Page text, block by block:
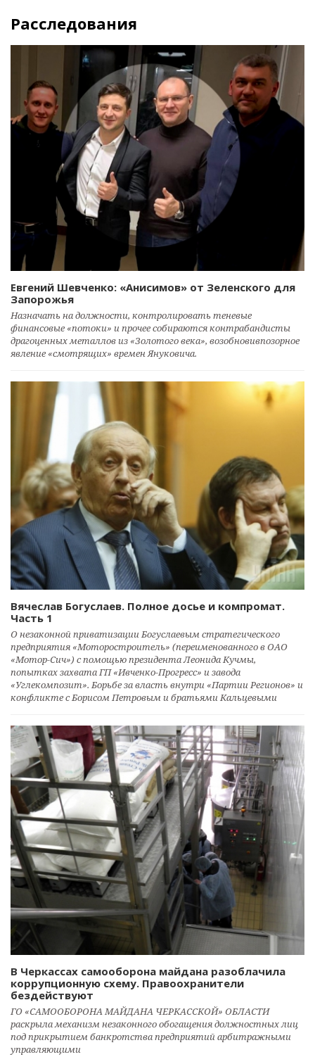
Расследования
Евгений Шевченко: «Анисимов» от Зеленского для
Запорожья
Назначать на должности, контролировать теневые
финансовые «потоки» и прочее собираются контрабандисты
драгоценных металлов из «Золотого века», возобновивпозорное
явление «смотрящих» времен Януковича.
Вячеслав Богуслаев. Полное досье и компромат.
Часть 1
О незаконной приватизации Богуслаевым стратегического
предприятия «Моторостроитель» (переименованного в ОАО
«Мотор-Сич») с помощью президента Леонида Кучмы,
попытках захвата ГП «Ивченко-Прогресс» и завода
«Углекомпозит». Борьбе за власть внутри «Партии Регионов» и
конфликте с Борисом Петровым и братьями Кальцевыми
В Черкассах самооборона майдана разоблачила
коррупционную схему. Правоохранители
бездействуют
ГО «САМООБОРОНА МАЙДАНА ЧЕРКАССКОЙ» ОБЛАСТИ
раскрыла механизм незаконного обогащения должностных лиц
под прикрытием банкротства предприятий арбитражными
управляющими